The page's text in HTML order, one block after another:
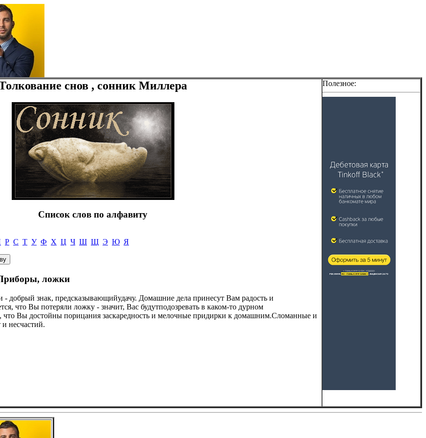
снов , сонник Миллера
Список слов по алфавиту
Р С Т У Ф Х Ц Ч Ш Щ Э Ю Я
ложки
- добрый знак, предсказывающийудачу. Домашние дела принесут Вам радость и
что Вы потеряли ложку - значит, Вас будутподозревать в каком-то дурном
что Вы достойны порицания заскаредность и мелочные придирки к домашним.Сломанные и
и несчастий.
Полезное: